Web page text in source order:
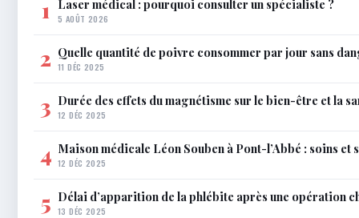
1 Laser médical : pourquoi consulter un spécialiste ?
5 AOÛT 2026
2 Quelle quantité de poivre consommer par jour sans
11 DÉC 2025
3 Durée des effets du magnétisme sur le bien-être et la
12 DÉC 2025
4 Maison médicale Léon Souben à Pont-l’Abbé : soins et
12 DÉC 2025
5 Délai d’apparition de la phlébite après une opération
13 DÉC 2025